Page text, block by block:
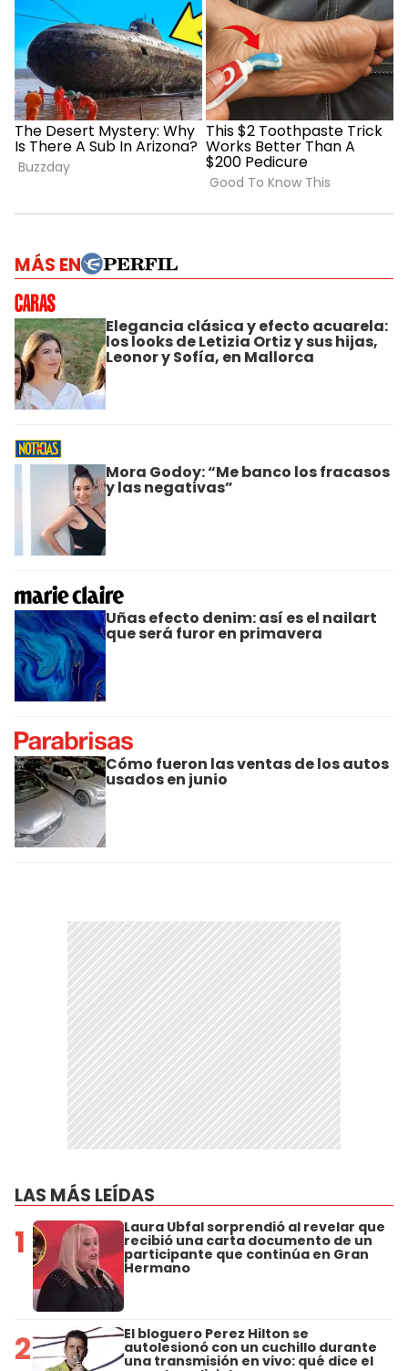
MÁS EN
Elegancia clásica y efecto acuarela:
los looks de Letizia Ortiz y sus hijas,
Leonor y Sofía, en Mallorca
Mora Godoy: “Me banco los fracasos
y las negativas”
Uñas efecto denim: así es el nailart
que será furor en primavera
Cómo fueron las ventas de los autos
usados en junio
LAS MÁS LEÍDAS
1 Laura Ubfal sorprendió al revelar que
recibió una carta documento de un
participante que continúa en Gran
Hermano
2 El bloguero Perez Hilton se
autolesionó con un cuchillo durante
una transmisión en vivo: qué dice el